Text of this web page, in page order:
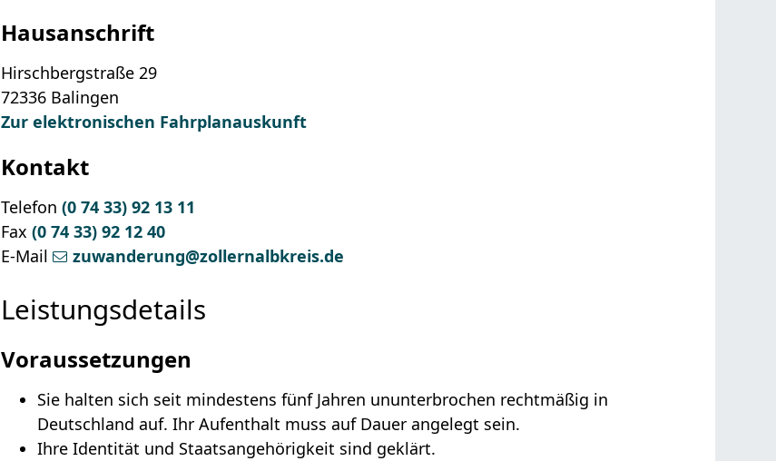
Hausanschrift
Hirschbergstraße 29
72336 Balingen
Zur elektronischen Fahrplanauskunft
Kontakt
Telefon (0 74 33) 92 13 11
Fax (0 74 33) 92 12 40
E-Mail
zuwanderung@zollernalbkreis.de
Leistungsdetails
Voraussetzungen
Sie halten sich seit mindestens fünf Jahren ununterbrochen rechtmäßig in
Deutschland auf.Ihr Aufenthalt muss auf Dauer angelegt sein.
Ihre Identität und Staatsangehörigkeit sind geklärt.